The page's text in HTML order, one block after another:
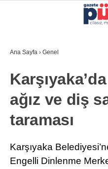
YEREL YÖNETIMLER
GÜNCEL
EKONOMI
POLITIKA
SAĞLIK
Ana Sayfa › Genel
ağız ve diş
taraması
Karşıyaka
Engelli Dinlenme